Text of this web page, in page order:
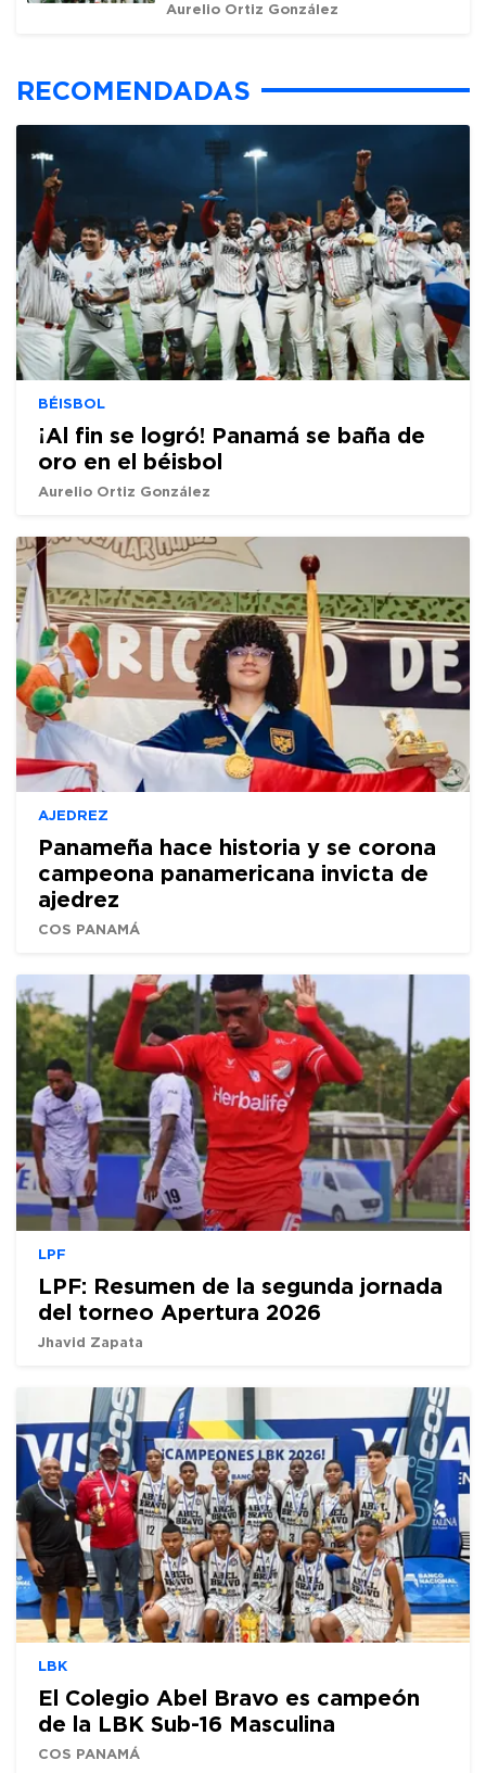
Aurelio Ortiz González
RECOMENDADAS
BÉISBOL
¡Al fin se logró! Panamá se baña de
oro en el béisbol
Aurelio Ortiz González
AJEDREZ
Panameña hace historia y se corona
campeona panamericana invicta de
ajedrez
COS PANAMÁ
LPF
LPF: Resumen de la segunda jornada
del torneo Apertura 2026
Jhavid Zapata
LBK
El Colegio Abel Bravo es campeón
de la LBK Sub-16 Masculina
COS PANAMÁ